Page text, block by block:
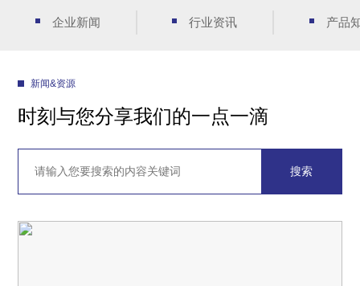
企业新闻 行业资讯 产品
新闻&资源
时刻与您分享我们的一点一滴